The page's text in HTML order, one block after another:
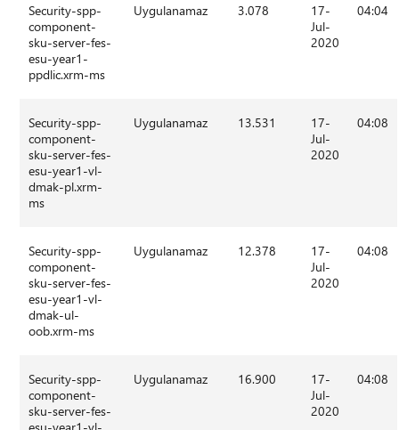
Security-spp-
component-
sku-server-fes-
esu-year1-
ppdlic.xrm-ms
Uygulanamaz 3.078
17-
Jul-
2020
04:04
Security-spp-
component-
sku-server-fes-
esu-year1-vl-
dmak-pl.xrm-
ms
Uygulanamaz 13.531
17-
Jul-
2020
04:08
Security-spp-
component-
sku-server-fes-
esu-year1-vl-
dmak-ul-
oob.xrm-ms
Uygulanamaz 12.378
17-
Jul-
2020
04:08
Security-spp-
component-
sku-server-fes-
esu-year1-vl-
Uygulanamaz 16.900
17-
Jul-
2020
04:08